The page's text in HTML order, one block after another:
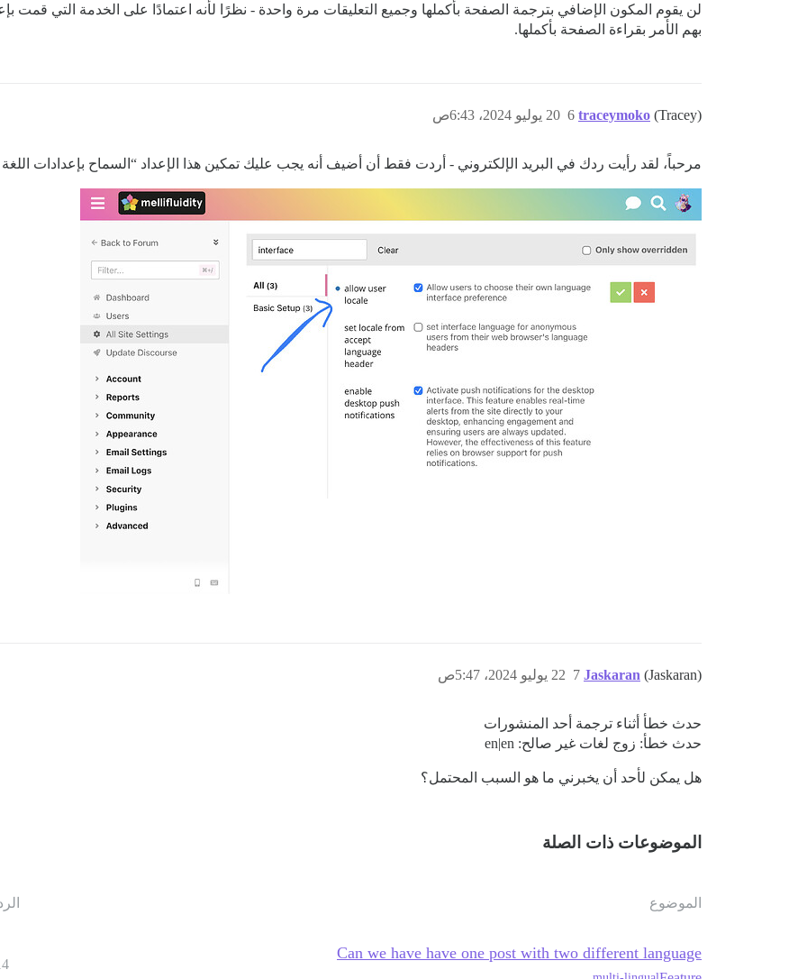
لن يقوم المكون الإضافي بترجمة الصفحة بأكملها وجميع التعليقات مرة واحدة - نظرًا لأنه اعتمادًا على الخدمة التي قمت
بهم الأمر بقراءة الصفحة بأكملها.
traceymoko (Tracey) 20 يوليو 2024، 6:43ص 6
مرحباً، لقد رأيت ردك في البريد الإلكتروني - أردت فقط أن أضيف أنه يجب عليك تمكين هذا الإعداد “السماح بإعدادات
Jaskaran (Jaskaran) 22 يوليو 2024، 5:47ص 7
حدث خطأ أثناء ترجمة أحد المنشورات
حدث خطأ: زوج لغات غير صالح: en|en
هل يمكن لأحد أن يخبرني ما هو السبب المحتمل؟
الموضوعات ذات الصلة
الموضوع
Can we have have one post with two different language